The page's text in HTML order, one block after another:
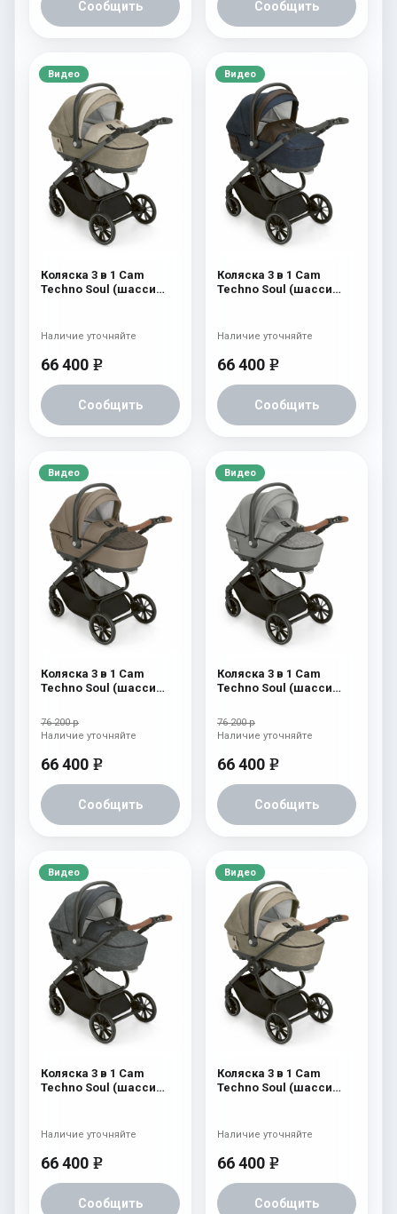
Сообщить Сообщить
Видео
Коляска 3 в 1 Cam
Techno Soul (шасси
66 400 e
Сообщить
Наличие уточняйте
Видео
Коляска 3 в 1 Cam
Techno Soul (шасси
66 400 e
Сообщить
Наличие уточняйте
Видео
Коляска 3 в 1 Cam
Techno Soul (шасси
76 200 р
66 400 e
Сообщить
Наличие уточняйте
Видео
Коляска 3 в 1 Cam
Techno Soul (шасси
76 200 р
66 400 e
Сообщить
Наличие уточняйте
Видео
Коляска 3 в 1 Cam
Techno Soul (шасси
66 400 e
Сообщить
Наличие уточняйте
Видео
Коляска 3 в 1 Cam
Techno Soul (шасси
66 400 e
Сообщить
Наличие уточняйте